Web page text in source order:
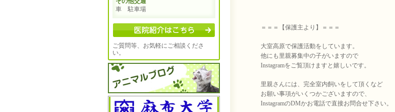
＝＝＝【保護主より】＝＝＝
大室高原で保護活動をしています。
他にも里親募集中の子がいますので
Instagramをご覧頂けますと嬉しいです。
里親さんには、完全室内飼いをして頂くなど
お願い事項がいくつかございますので、
InstagramのDMかお電話で直接お問合せ下さい。
車 駐車場
ご質問等、お気軽にご相談くださ
い。